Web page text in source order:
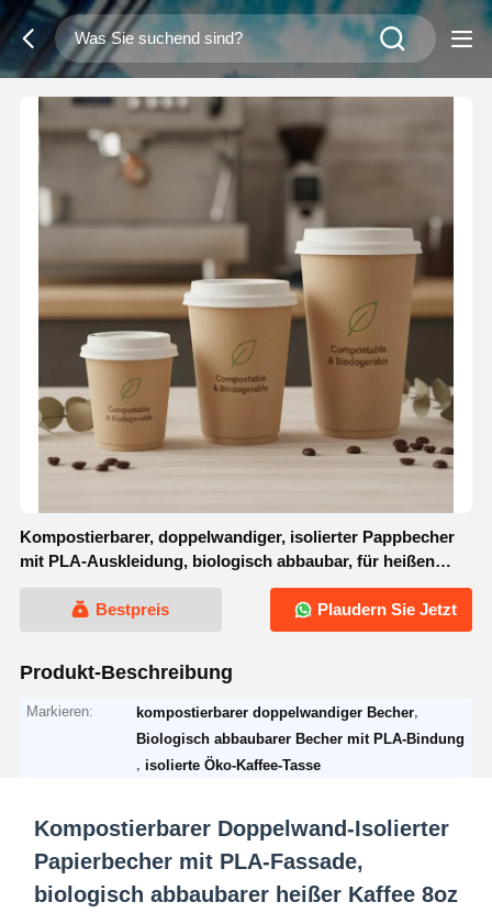
Kompostierbarer, doppelwandiger, isolierter Pappbecher
mit PLA-Auskleidung, biologisch abbaubar, für heißen
Kaffee, 8 Unzen, 10 Unzen, 12 Unzen
Bestpreis
Plaudern Sie Jetzt
Produkt-Beschreibung
Markieren: kompostierbarer doppelwandiger Becher
Biologisch abbaubarer Becher mit PLA-Bindung
isolierte Öko-Kaffee-Tasse
Kompostierbarer Doppelwand-Isolierter
Papierbecher mit PLA-Fassade,
biologisch abbaubarer heißer Kaffee 8oz